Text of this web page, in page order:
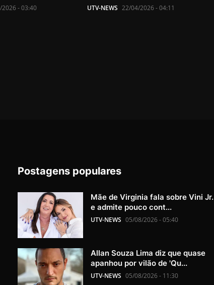
- 03:40 UTV-NEWS 22/04/2026 - 04:11
Postagens populares
Mãe de Virginia fala sobre Vini Jr.
e admite pouco cont...
UTV-NEWS 05/08/2026 - 05:40
Allan Souza Lima diz que quase
apanhou por vilão de 'Qu...
UTV-NEWS 05/08/2026 - 11:30